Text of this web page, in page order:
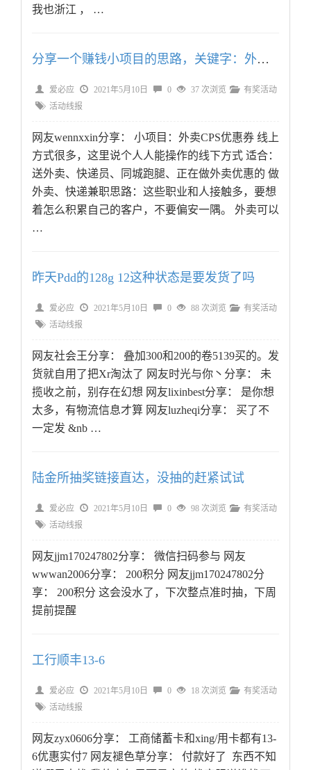
我也浙江 ， …
分享一个赚钱小项目的思路，关键字：外卖优惠、线下
爱必应 2021年5月10日 0 37 次浏览
有奖活动
活动线报
网友wennxxin分享： 小项目：外卖CPS优惠券 线上
方式很多，这里说个人人能操作的线下方式 适合：
送外卖、快递员、同城跑腿、正在做外卖优惠的 做
外卖、快递兼职思路：这些职业和人接触多，要想
着怎么积累自己的客户，不要偏安一隅。 外卖可以
…
昨天Pdd的128g 12这种状态是要发货了吗
爱必应 2021年5月10日 0 88 次浏览
有奖活动
活动线报
网友社会王分享： 叠加300和200的卷5139买的。发
货就自用了把Xr淘汰了 网友时光与你丶分享： 未
揽收之前，别存在幻想 网友lixinbest分享： 是你想
太多，有物流信息才算 网友luzheqi分享： 买了不
一定发 &nb …
陆金所抽奖链接直达，没抽的赶紧试试
爱必应 2021年5月10日 0 98 次浏览
有奖活动
活动线报
网友jjm170247802分享： 微信扫码参与 网友
wwwan2006分享： 200积分 网友jjm170247802分
享： 200积分 这会没水了，下次整点准时抽，下周
提前提醒
工行顺丰13-6
爱必应 2021年5月10日 0 18 次浏览
有奖活动
活动线报
网友zyx0606分享： 工商储蓄卡和xing/用卡都有13-
6优惠实付7 网友褪色草分享： 付款好了 东西不知